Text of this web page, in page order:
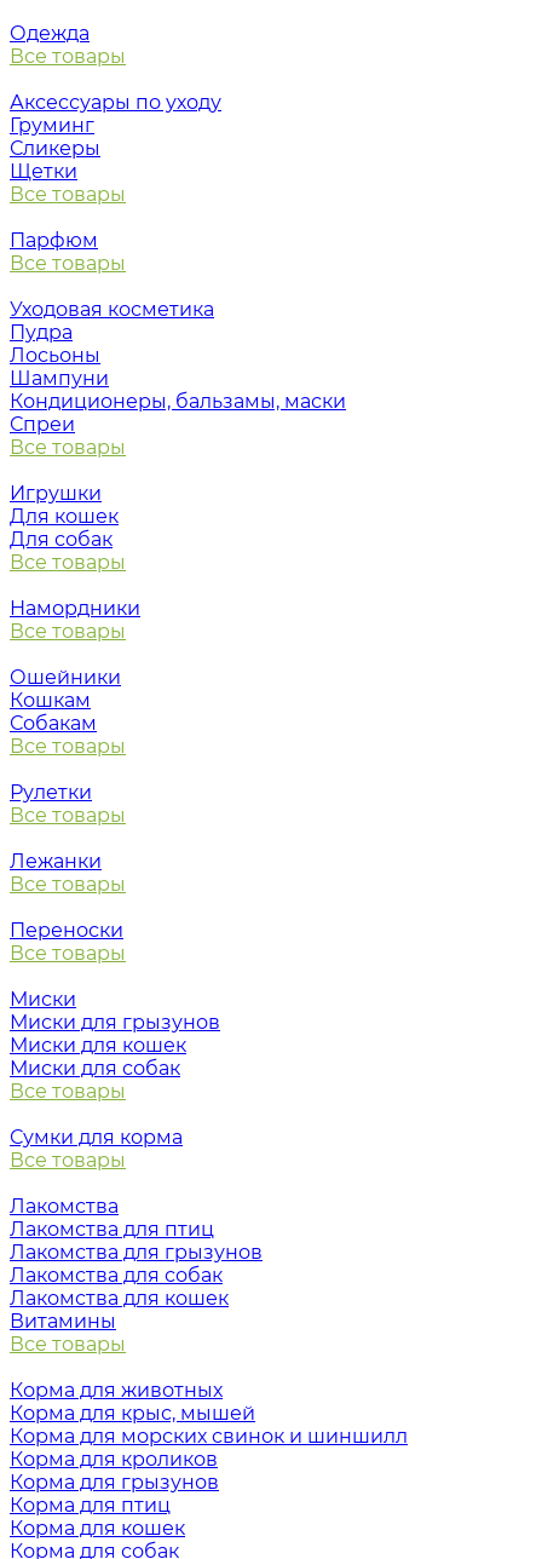
Одежда
Все товары
Аксессуары по уходу
Груминг
Сликеры
Щетки
Все товары
Парфюм
Все товары
Уходовая косметика
Пудра
Лосьоны
Шампуни
Кондиционеры, бальзамы, маски
Спреи
Все товары
Игрушки
Для кошек
Для собак
Все товары
Намордники
Все товары
Ошейники
Кошкам
Собакам
Все товары
Рулетки
Все товары
Лежанки
Все товары
Переноски
Все товары
Миски
Миски для грызунов
Миски для кошек
Миски для собак
Все товары
Сумки для корма
Все товары
Лакомства
Лакомства для птиц
Лакомства для грызунов
Лакомства для собак
Лакомства для кошек
Витамины
Все товары
Корма для животных
Корма для крыс, мышей
Корма для морских свинок и шиншилл
Корма для кроликов
Корма для грызунов
Корма для птиц
Корма для кошек
Корма для собак